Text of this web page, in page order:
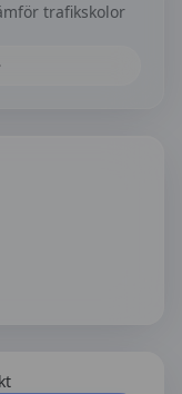
trafikskolor